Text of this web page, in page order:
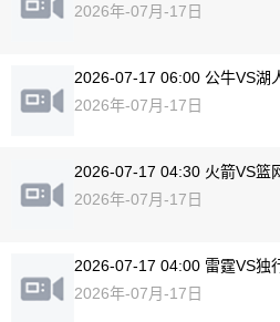
2026年-07月-17日
2026-07-17 06:00 公牛VS湖
2026年-07月-17日
2026-07-17 04:30 火箭VS篮
2026年-07月-17日
2026-07-17 04:00 雷霆VS独
2026年-07月-17日